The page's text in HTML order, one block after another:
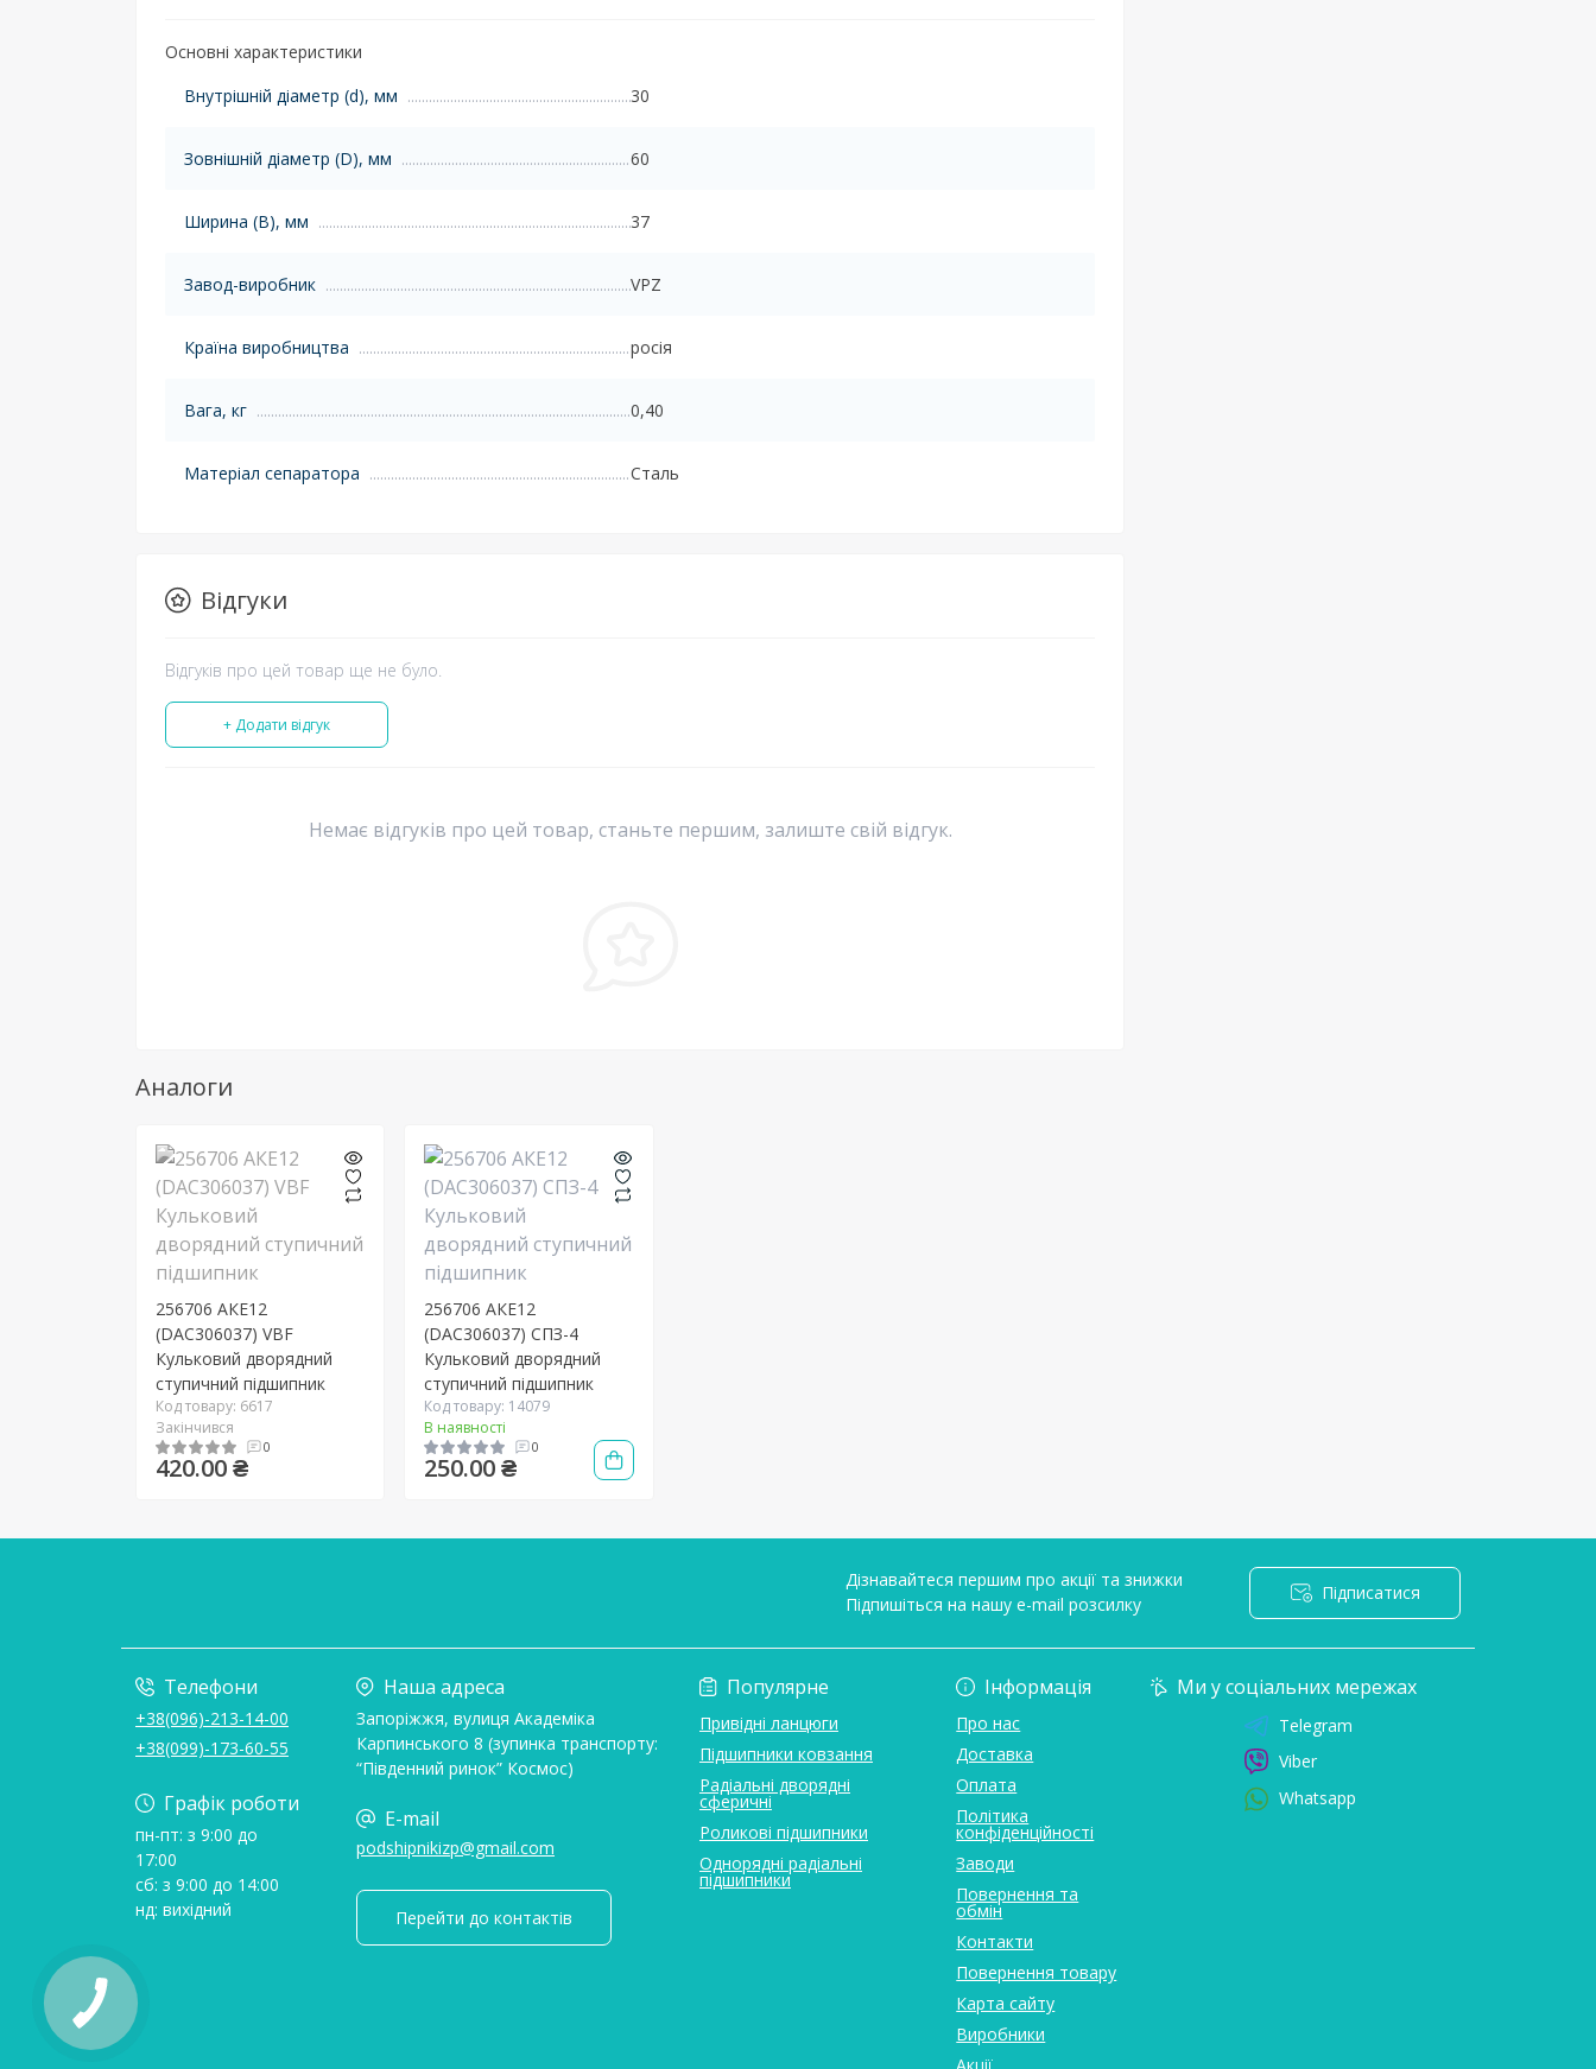
Основні характеристики
Внутрішній діаметр (d), мм
30
Зовнішній діаметр (D), мм 60
Ширина (B), мм 37
Завод-виробник VPZ
Країна виробництва росія
Вага, кг 0,40
Матеріал сепаратора Сталь
Відгуки
Відгуків про цей товар ще не було.
+ Додати відгук
Немає відгуків про цей товар, станьте першим, залиште свій відгук.
Аналоги
256706 АКЕ12
(DAC306037) VBF
Кульковий дворядний
ступичний підшипник
Код товару: 6617
Закінчився
0
420.00 ₴
256706 АКЕ12
(DAC306037) СПЗ-4
Кульковий дворядний
ступичний підшипник
Код товару: 14079
В наявності
0
250.00 ₴
Дізнавайтеся першим про акції та знижки
Підпишіться на нашу e-mail розсилку
Підписатися
Телефони
+38(096)-213-14-00
+38(099)-173-60-55
Графік роботи
пн-пт: з 9:00 до
17:00
сб: з 9:00 до 14:00
нд: вихідний
Наша адреса
Запоріжжя, вулиця Академіка
Карпинського 8 (зупинка транспорту:
“Південний ринок” Космос)
E-mail
podshipnikizp@gmail.com
Перейти до контактів
Популярне
Привідні ланцюги
Підшипники ковзання
Радіальні дворядні
сферичні
Роликові підшипники
Однорядні радіальні
підшипники
Інформація
Про нас
Доставка
Оплата
Політика
конфіденційності
Заводи
Повернення та
обмін
Контакти
Повернення товару
Карта сайту
Виробники
Акції
Ми у соціальних мережах
Telegram
Viber
Whatsapp